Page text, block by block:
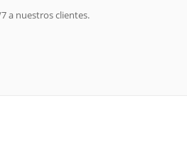
a nuestros clientes.